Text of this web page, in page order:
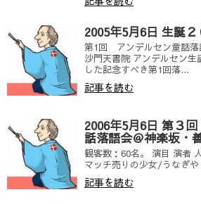
2005年5月6日 生誕
第1回 アンデルセン童話落
沙門天書院 アンデルセン生
した記念すべき第1回落...
記事を読む
2006年5月6日 第３
話落語会＠神楽坂・
観客数：60名。 演目 演者
マッチ売りの少女/うなぎ
記事を読む